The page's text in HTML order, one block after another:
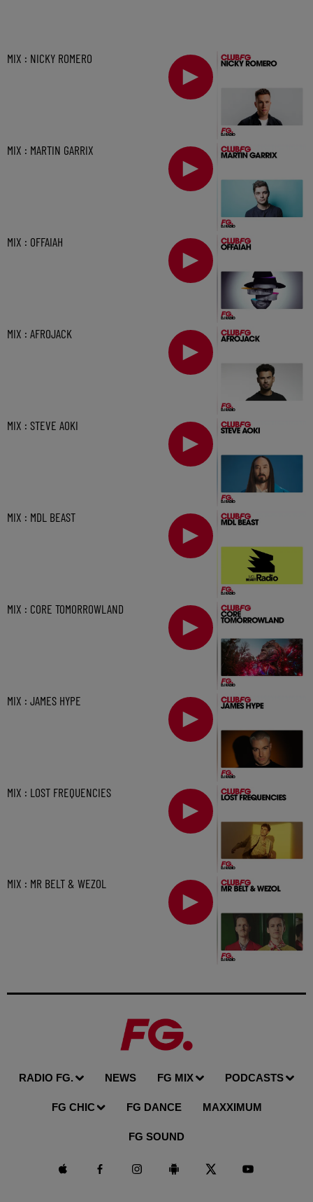
MIX : NICKY ROMERO
MIX : MARTIN GARRIX
MIX : OFFAIAH
MIX : AFROJACK
MIX : STEVE AOKI
MIX : MDL BEAST
MIX : CORE TOMORROWLAND
MIX : JAMES HYPE
MIX : LOST FREQUENCIES
MIX : MR BELT & WEZOL
RADIO FG. NEWS FG MIX PODCASTS
FG CHIC FG DANCE MAXXIMUM
FG SOUND